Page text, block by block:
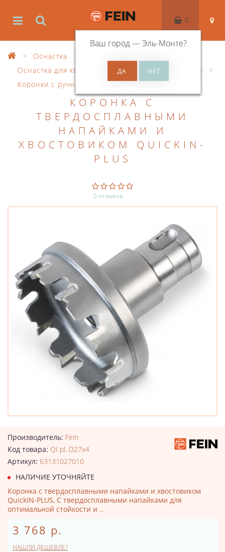
Ваш город —Эль-Монте?
0
Оснастка
Оснастка для корончатого сверления по металлу
Коронки с ручным управлением
HM
КОРОНКА С
ТВЕРДОСПЛАВНЫМИ
НАПАЙКАМИ И
ХВОСТОВИКОМ QUICKIN-
PLUS
0 отзывов
Производитель: Fein
Код товара: QI pl. D27x4
Артикул: 63131027010
НАЛИЧИЕ УТОЧНЯЙТЕ
Коронка с твердосплавными напайками и хвостовиком
QuickIN-PLUS, С твердосплавными напайками для
оптимальной стойкости и ..
3 768 р.
НАШЛИ ДЕШЕВЛЕ?